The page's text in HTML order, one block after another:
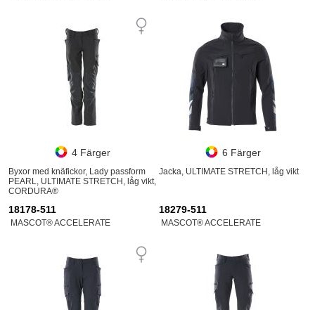
4 Färger
Byxor med knäfickor, Lady passform
PEARL, ULTIMATE STRETCH, låg vikt,
CORDURA®
6 Färger
Jacka, ULTIMATE STRETCH, låg vikt
18178-511
MASCOT® ACCELERATE
18279-511
MASCOT® ACCELERATE